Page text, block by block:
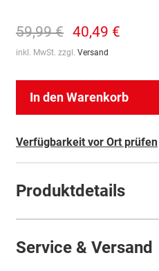
59,99 € 40,49 €
inkl. MwSt. zzgl. Versand
In den Warenkorb
Verfügbarkeit vor Ort prüfen
Produktdetails
Service & Versand